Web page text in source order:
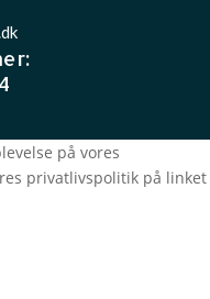
:
på vores
privatlivspolitik på linket